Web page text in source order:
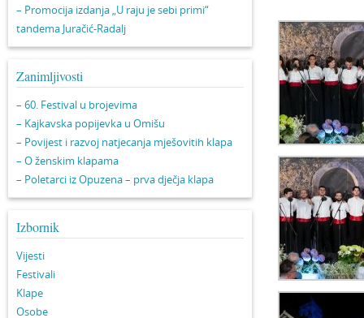
– Promocija izdanja „U raju je sebi primi“
tandema Juračić-Radalj
Zanimljivosti
– 60. Festival u brojevima
– Kajkavska popijevka u Omišu
– Povijest i razvoj natjecanja mješovitih klapa
– O ženskim klapama
– Poletarci iz Opuzena – prva dječja klapa
Izbornik
Vijesti
Festivali
Klape
Osobe